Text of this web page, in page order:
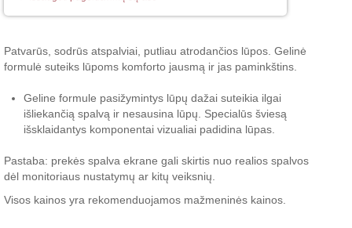
Patvarūs, sodrūs atspalviai, putliau atrodančios lūpos. Gelinė
formulė suteiks lūpoms komforto jausmą ir jas paminkštins.
Geline formule pasižymintys lūpų dažai suteikia ilgai
išliekančią spalvą ir nesausina lūpų. Specialūs šviesą
išsklaidantys komponentai vizualiai padidina lūpas.
Pastaba: prekės spalva ekrane gali skirtis nuo realios spalvos
dėl monitoriaus nustatymų ar kitų veiksnių.
Visos kainos yra rekomenduojamos mažmeninės kainos.